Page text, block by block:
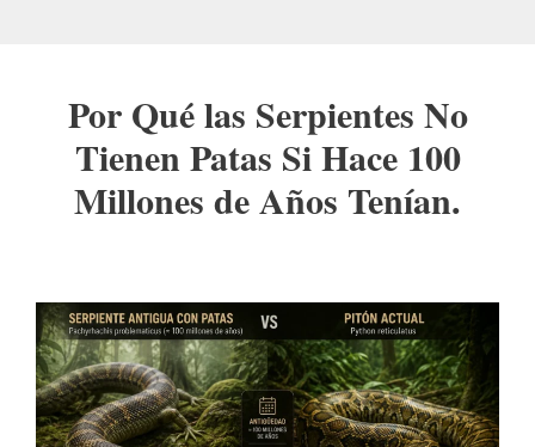
Por Qué las Serpientes No
Tienen Patas Si Hace 100
Millones de Años Tenían.